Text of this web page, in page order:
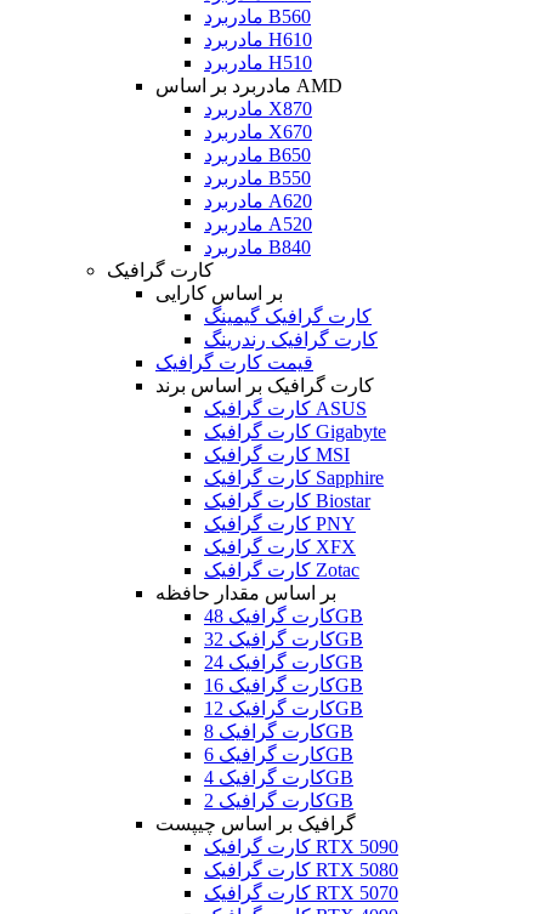
مادربرد B560
مادربرد H610
مادربرد H510
مادربرد بر اساس AMD
مادربرد X870
مادربرد X670
مادربرد B650
مادربرد B550
مادربرد A620
مادربرد A520
مادربرد B840
کارت گرافیک
بر اساس کارایی
کارت گرافیک گیمینگ
کارت گرافیک رندرینگ
قیمت کارت گرافیک
کارت گرافیک بر اساس برند
کارت گرافیک ASUS
کارت گرافیک Gigabyte
کارت گرافیک MSI
کارت گرافیک Sapphire
کارت گرافیک Biostar
کارت گرافیک PNY
کارت گرافیک XFX
کارت گرافیک Zotac
بر اساس مقدار حافظه
کارت گرافیک 48GB
کارت گرافیک 32GB
کارت گرافیک 24GB
کارت گرافیک 16GB
کارت گرافیک 12GB
کارت گرافیک 8GB
کارت گرافیک 6GB
کارت گرافیک 4GB
کارت گرافیک 2GB
گرافیک بر اساس چیپست
کارت گرافیک RTX 5090
کارت گرافیک RTX 5080
کارت گرافیک RTX 5070